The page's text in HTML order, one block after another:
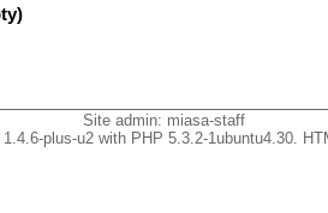
Site admin: miasa-staff
plus-u2 with PHP 5.3.2-1ubuntu4.30.